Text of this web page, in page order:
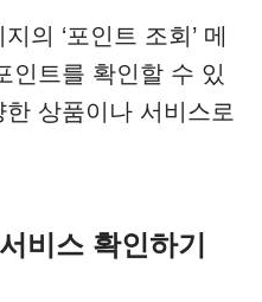
의 ‘포인트 조회’ 메
인트를 확인할 수 있
상품이나 서비스로
비스 확인하기